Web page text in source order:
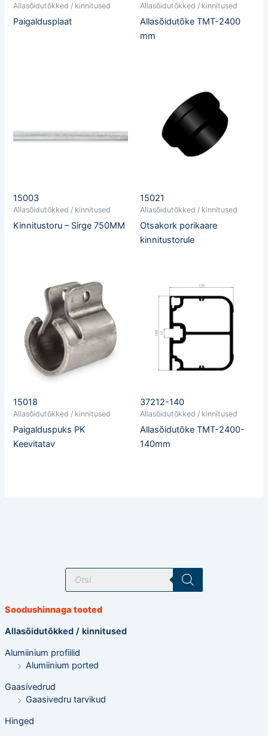
T
o
t
o
t
s
i
n
g
Soodushinnaga tooted
Allasõidutõkked / kinnitused
Alumiinium profiilid
Alumiinium ported
Gaasivedrud
Gaasivedru tarvikud
Hinged
Allasõidutõkked / kinnitused
Paigaldusplaat
Allasõidutõkked / kinnitused
Allasõidutõke TMT-2400
mm
15003
Allasõidutõkked / kinnitused
Kinnitustoru – Sirge 750MM
15021
Allasõidutõkked / kinnitused
Otsakork porikaare
kinnitustorule
15018
Allasõidutõkked / kinnitused
Paigalduspuks PK
Keevitatav
37212-140
Allasõidutõkked / kinnitused
Allasõidutõke TMT-2400-
140mm